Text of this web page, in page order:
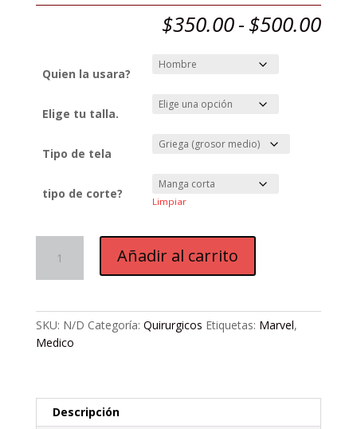
$350.00-$500.00
Quien la usara?
Elige tu talla.
Tipo de tela
tipo de corte?
Limpiar
Avengers
Chibi
cantidad
Añadir al carrito
SKU: N/D Categoría: Quirurgicos Etiquetas: Marvel,
Medico
Descripción